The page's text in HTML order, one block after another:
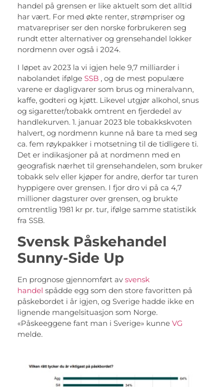
handel på grensen er like aktuelt som det alltid
har vært. For med økte renter, strømpriser og
matvarepriser ser den norske forbrukeren seg
rundt etter alternativer og grensehandel lokker
nordmenn over også i 2024.
I løpet av 2023 la vi igjen hele 9,7 milliarder i
nabolandet ifølge SSB , og de mest populære
varene er dagligvarer som brus og mineralvann,
kaffe, godteri og kjøtt. Likevel utgjør alkohol, snus
og sigaretter/tobakk omtrent en fjerdedel av
handlekurven. 1. januar 2023 ble tobakkskvoten
halvert, og nordmenn kunne nå bare ta med seg
ca. fem røykpakker i motsetning til de tidligere ti.
Det er indikasjoner på at nordmenn med en
geografisk nærhet til grensehandelen, som bruker
tobakk selv eller kjøper for andre, derfor tar turen
hyppigere over grensen. I fjor dro vi på ca 4,7
millioner dagsturer over grensen, og brukte
omtrentlig 1981 kr pr. tur, ifølge samme statistikk
fra SSB.
Svensk Påskehandel
Sunny-Side Up
En prognose gjennomført av svensk
handel spådde egg som den store favoritten på
påskebordet i år igjen, og Sverige hadde ikke en
lignende mangelsituasjon som Norge.
«Påskeeggene fant man i Sverige» kunne VG
melde.